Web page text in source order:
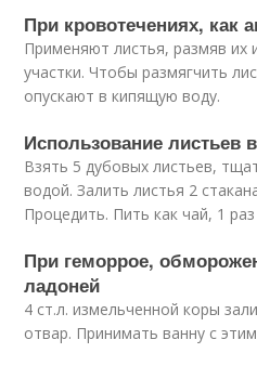
При кровотечениях, как
Применяют листья, размяв
участки. Чтобы размягчить
опускают в кипящую воду.
Использование листьев
Взять 5 дубовых листьев,
водой. Залить листья 2
Процедить. Пить как чай, 1
При геморрое,
ладоней
4 ст.л. измельченной коры
отвар. Принимать ванну с